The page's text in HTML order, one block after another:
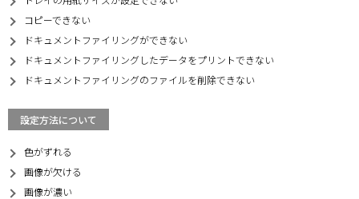
コピーできない
ドキュメントファイリングができない
ドキュメントファイリングしたデータをプリントできない
ドキュメントファイリングのファイルを削除できない
設定方法について
色がずれる
画像が欠ける
画像が濃い